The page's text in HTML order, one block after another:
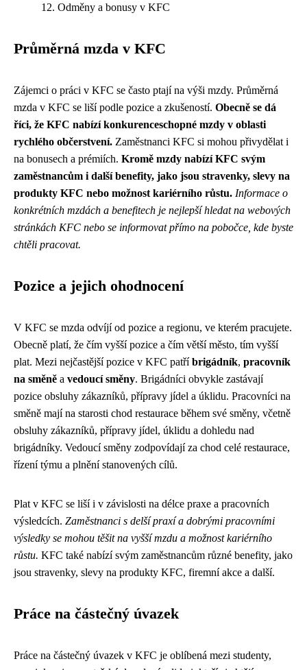
Odměny a bonusy v KFC
Průměrná mzda v KFC
Zájemci o práci v KFC se často ptají na výši mzdy. Průměrná
mzda v KFC se liší podle pozice a zkušeností. Obecně se dá
říci, že KFC nabízí konkurenceschopné mzdy v oblasti
rychlého občerstvení. Zaměstnanci KFC si mohou přivydělat i
na bonusech a prémiích. Kromě mzdy nabízí KFC svým
zaměstnancům i další benefity, jako jsou stravenky, slevy na
produkty KFC nebo možnost kariérního růstu. Informace o
konkrétních mzdách a benefitech je nejlepší hledat na webových
stránkách KFC nebo se informovat přímo na pobočce, kde byste
chtěli pracovat.
Pozice a jejich ohodnocení
V KFC se mzda odvíjí od pozice a regionu, ve kterém pracujete.
Obecně platí, že čím vyšší pozice a čím větší město, tím vyšší
plat. Mezi nejčastější pozice v KFC patří brigádník, pracovník
na směně a vedoucí směny. Brigádníci obvykle zastávají
pozice obsluhy zákazníků, přípravy jídel a úklidu. Pracovníci na
směně mají na starosti chod restaurace během své směny, včetně
obsluhy zákazníků, přípravy jídel, úklidu a dohledu nad
brigádníky. Vedoucí směny zodpovídají za chod celé restaurace,
řízení týmu a plnění stanovených cílů.
Plat v KFC se liší i v závislosti na délce praxe a pracovních
výsledcích. Zaměstnanci s delší praxí a dobrými pracovními
výsledky se mohou těšit na vyšší mzdu a možnost kariérního
růstu. KFC také nabízí svým zaměstnancům různé benefity, jako
jsou stravenky, slevy na produkty KFC, firemní akce a další.
Práce na částečný úvazek
Práce na částečný úvazek v KFC je oblíbená mezi studenty,